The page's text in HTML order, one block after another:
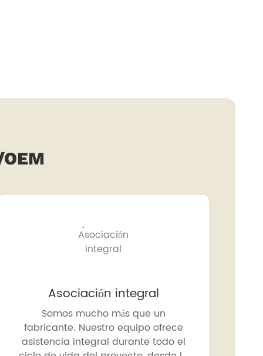
Asociación integral
Somos mucho más que un
fabricante. Nuestro equipo ofrece
asistencia integral durante todo el